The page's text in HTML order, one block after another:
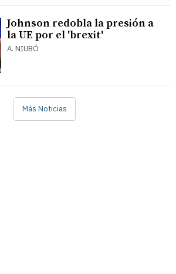
Johnson redobla la presión a
la UE por el 'brexit'
A. NIUBÓ
Más Noticias